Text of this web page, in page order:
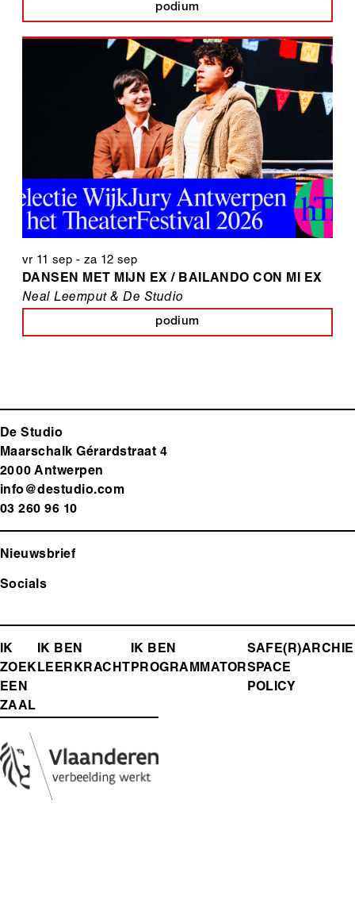
podium
vr 11 sep - za 12 sep
DANSEN MET MIJN EX / BAILANDO CON MI EX
Neal Leemput & De Studio
podium
De Studio
Maarschalk Gérardstraat 4
2000 Antwerpen
info@destudio.com
03 260 96 10
Nieuwsbrief
Socials
FOOTER-
MENU
IK
ZOEK
EEN
ZAAL
IK BEN
LEERKRACHT
IK BEN
PROGRAMMATOR
SAFE(R)
SPACE
POLICY
Media
Afbeelding